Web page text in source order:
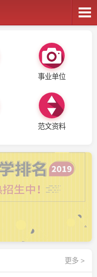
事业单位
范文资料
更多 >